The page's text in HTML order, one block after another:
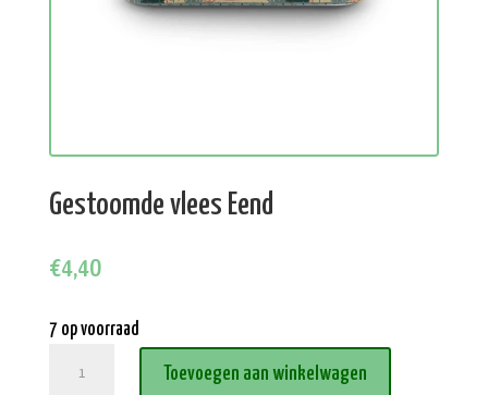
Gestoomde vlees Eend
€4,40
7 op voorraad
Toevoegen aan winkelwagen